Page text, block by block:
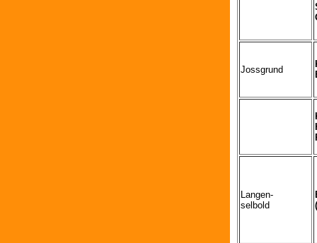
Jossgrund
Langen-
selbold